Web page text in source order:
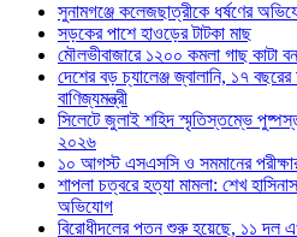
সুনামগঞ্জে কলেজছাত্রীকে ধর্ষণের
সড়কের পাশে হাওড়ের টাটকা মাছ
মৌলভীবাজারে ১২০০ কমলা গাছ কাটা
দেশের বড় চ্যালেঞ্জ জ্বালানি, ১৭
বাণিজ্যমন্ত্রী
সিলেটে জুলাই শহিদ স্মৃতিস্তম্ভে
২০২৬
১০ আগস্ট এসএসসি ও সমমানের
শাপলা চত্বরে হত্যা মামলা: শেখ
অভিযোগ
বিরোধীদলের পতন শুরু হয়েছে, ১১ দল